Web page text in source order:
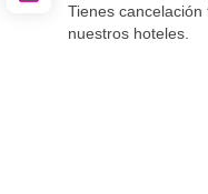
Tienes
nuestros hoteles.